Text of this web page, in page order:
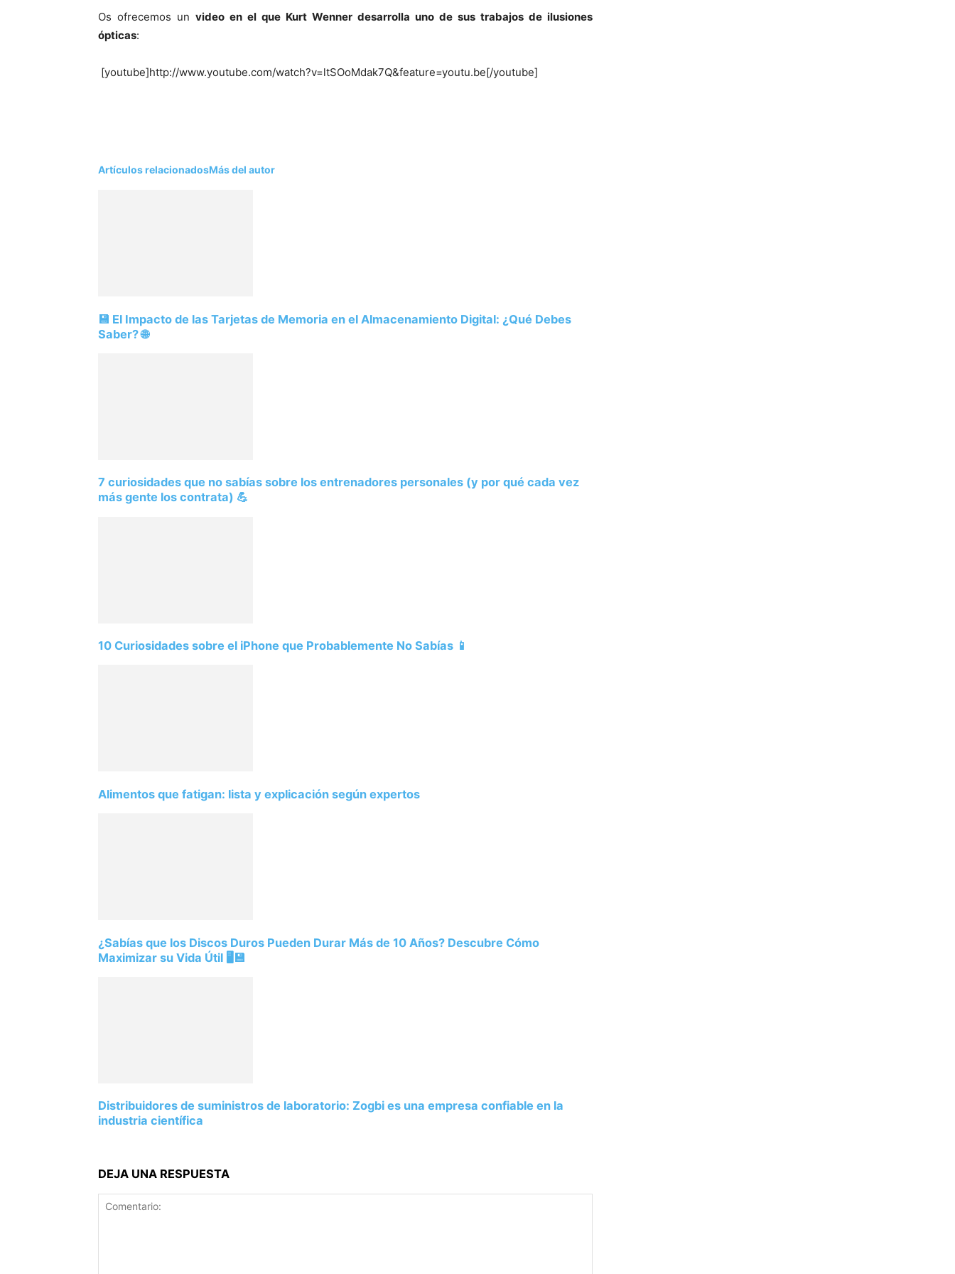
Os ofrecemos un video en el que Kurt Wenner desarrolla uno de sus trabajos de ilusiones
ópticas:
[youtube]http://www.youtube.com/watch?v=ltSOoMdak7Q&feature=youtu.be[/youtube]
Artículos relacionadosMás del autor
💾 El Impacto de las Tarjetas de Memoria en el Almacenamiento Digital: ¿Qué Debes
Saber? 🌐
7 curiosidades que no sabías sobre los entrenadores personales (y por qué cada vez
más gente los contrata) 💪
10 Curiosidades sobre el iPhone que Probablemente No Sabías 📱
Alimentos que fatigan: lista y explicación según expertos
¿Sabías que los Discos Duros Pueden Durar Más de 10 Años? Descubre Cómo
Maximizar su Vida Útil 🖥️💾
Distribuidores de suministros de laboratorio: Zogbi es una empresa confiable en la
industria científica
DEJA UNA RESPUESTA